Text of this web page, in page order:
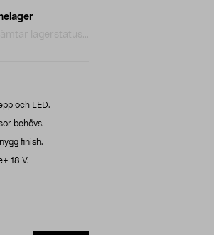
lagerstatus...
och LED.
behövs.
finish.
18 V.